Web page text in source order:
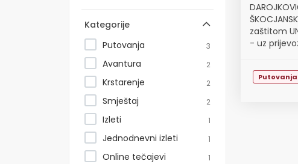
Kategorije
Putovanja
3
Avantura 2
Krstarenje 2
Smještaj 2
Izleti 1
Jednodnevni izleti 1
Online tečajevi 1
zaštitom
- uz
Putovanja